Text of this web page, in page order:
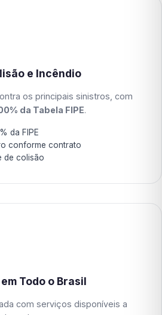
e Incêndio
os principais sinistros, com
da Tabela FIPE.
da FIPE
conforme contrato
de colisão
Todo o Brasil
com serviços disponíveis a